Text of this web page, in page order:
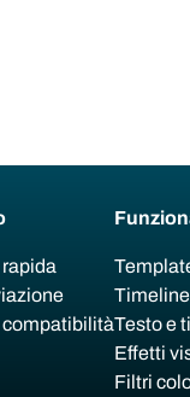
Timeline
Testo e
Effetti
Filtri